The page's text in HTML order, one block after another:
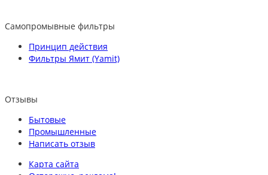
Самопромывные фильтры
Принцип действия
Фильтры Ямит (Yamit)
Отзывы
Бытовые
Промышленные
Написать отзыв
Карта сайта